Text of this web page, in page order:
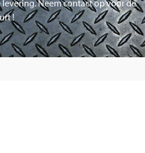
Neem contact op voor de
!